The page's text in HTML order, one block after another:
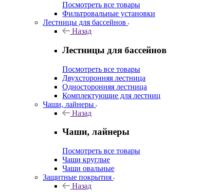
Посмотреть все товары
Фильтровальные установки
Лестницы для бассейнов
Назад
Лестницы для бассейнов
Посмотреть все товары
Двухсторонняя лестница
Односторонняя лестница
Комплектующие для лестниц
Чаши, лайнеры
Назад
Чаши, лайнеры
Посмотреть все товары
Чаши круглые
Чаши овальные
Защитные покрытия
Назад